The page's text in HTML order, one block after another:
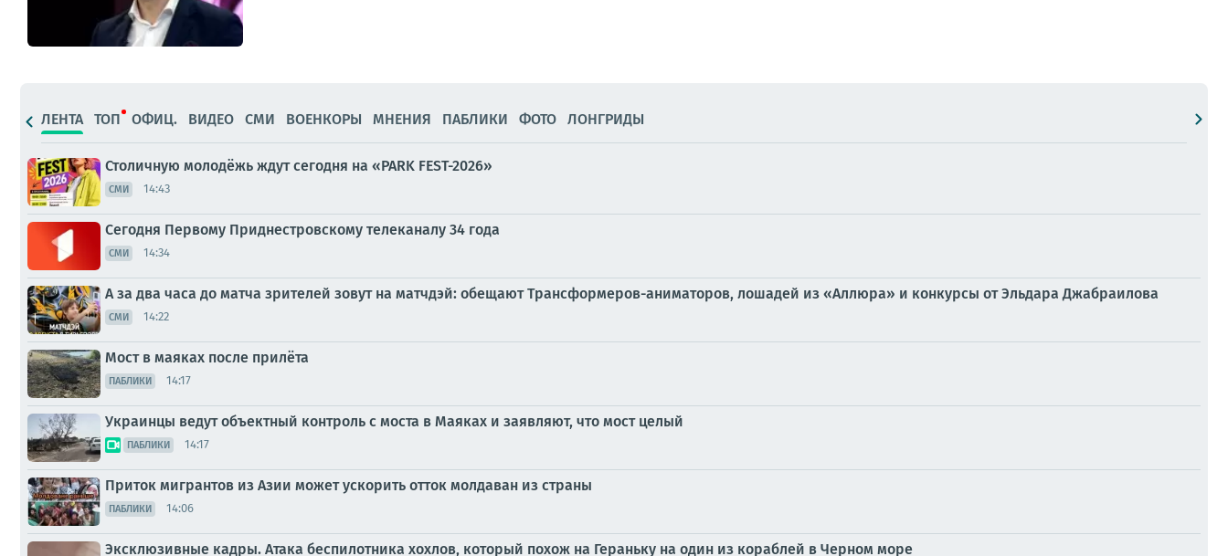
ЛЕНТА ТОП ОФИЦ. ВИДЕО СМИ ВОЕНКОРЫ МНЕНИЯ ПАБЛИКИ ФОТО ЛОНГРИДЫ
Столичную молодёжь ждут сегодня на «PARK FEST-2026»
СМИ 14:43
Сегодня Первому Приднестровскому телеканалу 34 года
СМИ 14:34
А за два часа до матча зрителей зовут на матчдэй: обещают Трансформеров-аниматоров, лошадей из «Аллюра» и конкурсы от Эльдара Джабраилова
СМИ 14:22
Мост в маяках после прилёта
ПАБЛИКИ 14:17
Украинцы ведут объектный контроль с моста в Маяках и заявляют, что мост целый
ПАБЛИКИ 14:17
Приток мигрантов из Азии может ускорить отток молдаван из страны
ПАБЛИКИ 14:06
Эксклюзивные кадры. Атака беспилотника хохлов, который похож на Гераньку на один из кораблей в Черном море